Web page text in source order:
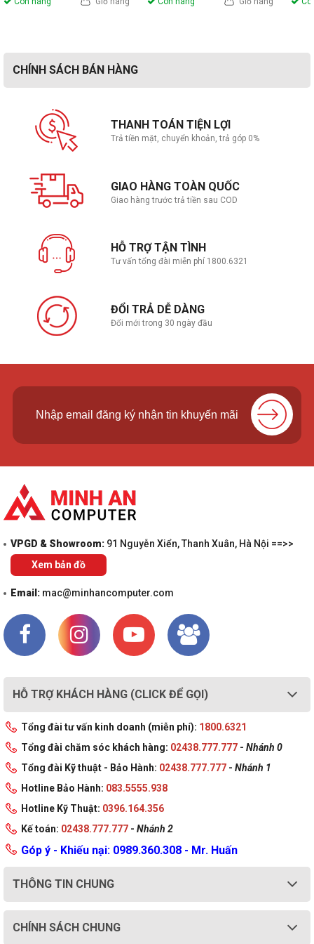
Kích
ATX
AMD Socket AM5 for AMD Ryzen™ 9000 & 8000 & 7000
Series Desktop Processors
1x HDMI™
Support HDMITM 2.1, maximum resolution of 4K 60Hz
1x Type-C DisplayPort
Realtek® ALC897
7.1-Channel High Definition Audio
Đang cập nhật
kiện
theo
1 x VGA
1 x RJ-45 LAN Port
1 x Keyboard/Mouse port
1 x HDMI
2 x USB 2.0 Type-A
4 x USB 5Gbps Type-A
CHÍNH SÁCH BÁN HÀNG
THANH TOÁN TIỆN LỢI
Trả tiền mặt, chuyển khoản, trả góp 0%
GIAO HÀNG TOÀN QUỐC
Giao hàng trước trả tiền sau COD
HỖ TRỢ TẬN TÌNH
Tư vấn tổng đài miễn phí 1800.6321
ĐỔI TRẢ DỄ DÀNG
Đổi mới trong 30 ngày đầu
VPGD & Showroom: 91 Nguyễn Xiển, Thanh Xuân, Hà Nội ==>>
Xem bản đồ
Email: mac@minhancomputer.com
HỖ TRỢ KHÁCH HÀNG (CLICK ĐỂ GỌI)
Tổng đài tư vấn kinh doanh (miễn phí): 1800.6321
Tổng đài chăm sóc khách hàng: 02438.777.777 - Nhánh 0
Tổng đài Kỹ thuật - Bảo Hành: 02438.777.777 - Nhánh 1
Hotline Bảo Hành: 083.5555.938
Hotline Kỹ Thuật: 0396.164.356
Kế toán: 02438.777.777 - Nhánh 2
Góp ý - Khiếu nại: 0989.360.308 - Mr. Huấn
THÔNG TIN CHUNG
CHÍNH SÁCH CHUNG